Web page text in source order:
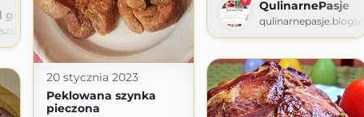
QulinarnePasje
gruszą
20 stycznia 2023
Peklowana szynka
pieczona